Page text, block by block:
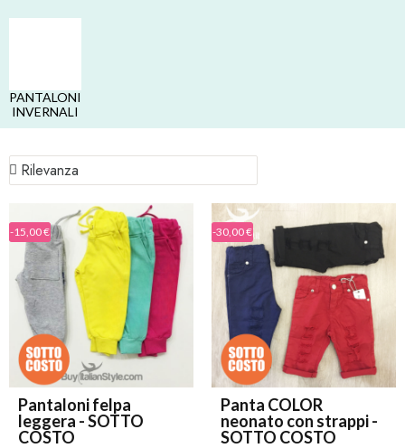
PANTALONI
INVERNALI
-15,00 €
Pantaloni felpa
leggera - SOTTO
COSTO
-30,00 €
Panta COLOR
neonato con strappi -
SOTTO COSTO